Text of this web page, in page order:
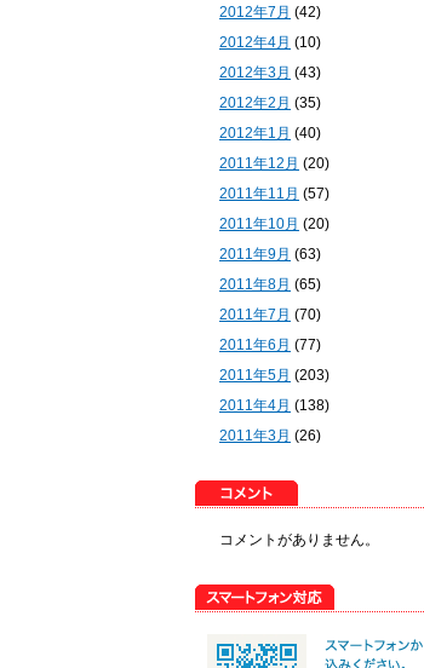
2012年7月 (42)
2012年4月 (10)
2012年3月 (43)
2012年2月 (35)
2012年1月 (40)
2011年12月 (20)
2011年11月 (57)
2011年10月 (20)
2011年9月 (63)
2011年8月 (65)
2011年7月 (70)
2011年6月 (77)
2011年5月 (203)
2011年4月 (138)
2011年3月 (26)
コメントがありません。